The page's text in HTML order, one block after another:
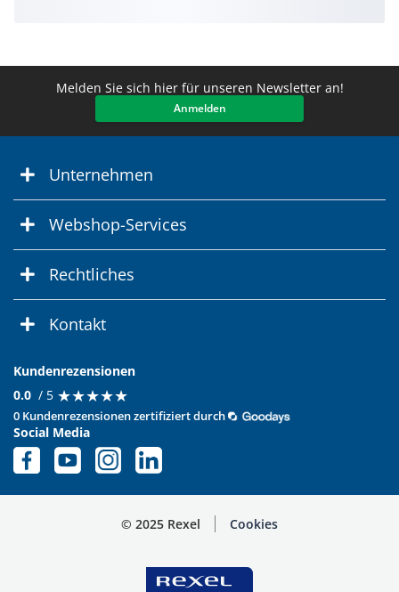
Melden Sie sich hier für unseren Newsletter an!
Anmelden
Unternehmen
Webshop-Services
Rechtliches
Kontakt
Kundenrezensionen
0.0 / 5 ★★★★★
★★★★★
0 Kundenrezensionen zertifiziert durch
Social Media
© 2025 Rexel Cookies